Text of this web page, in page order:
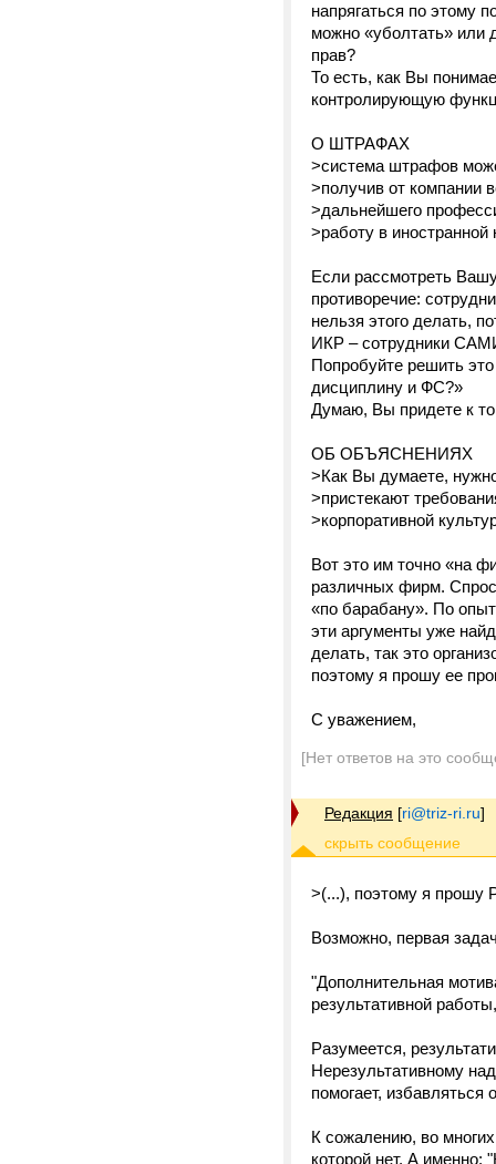
напрягаться по этому
можно «уболтать» или
прав?
То есть, как Вы
контролирующую
О ШТРАФАХ
>система штрафов
>получив от компании
>дальнейшего
>работу в иностранной
Если рассмотреть
противоречие:
нельзя этого делать,
ИКР – сотрудники
Попробуйте решить
дисциплину и ФС?»
Думаю, Вы придете к
ОБ ОБЪЯСНЕНИЯХ
>Как Вы думаете,
>пристекают
>корпоративной
Вот это им точно «на
различных фирм.
«по барабану». По
эти аргументы уже
делать, так это
поэтому я прошу ее
С уважением,
[Нет ответов на это
Редакция [ri@triz-ri.ru]
>(...), поэтому я прошу
Возможно, первая
"Дополнительная
результативной
Разумеется,
Нерезультативному
помогает, избавляться
К сожалению, во
которой нет. А именно: